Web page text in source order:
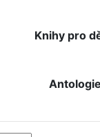
Knihy pro